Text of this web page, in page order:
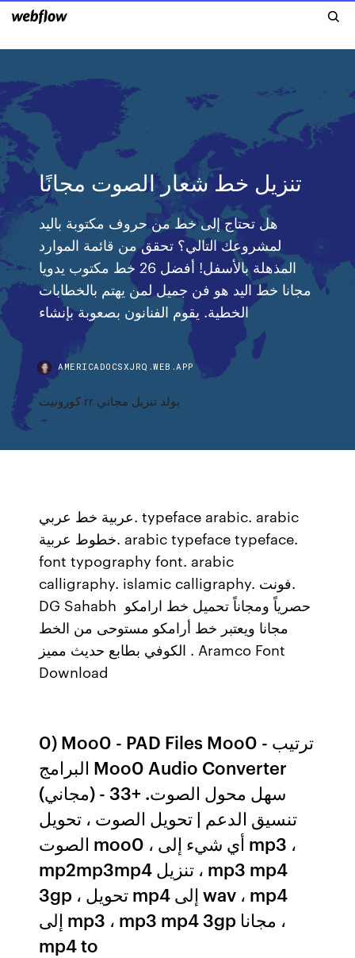
تنزيل خط شعار الصوت مجانًا
هل تحتاج إلى خط من حروف مكتوبة باليد
لمشروعك التالي؟ تحقق من قائمة الموارد
المذهلة بالأسفل! أفضل 26 خط مكتوب يدويا
مجانا خط اليد هو فن جميل لمن يهتم بالخطابات
الخطية. يقوم الفنانون بصعوبة بإنشاء
AMERICADOCSXJRQ.WEB.APP
كورونيت rr بولد تنزيل مجاني
عربية خط عربي. typeface arabic. arabic
خطوط عربية. arabic typeface typeface.
font typography font. arabic
calligraphy. islamic calligraphy. فونت.
DG Sahabh حصرياً ومجاناً تحميل خط ارامكو
مجانا ويعتبر خط أرامكو مستوحى من الخط
الكوفي بطابع حديث مميز . Aramco Font
Download
0) Moo0 - PAD Files Moo0 - ترتيب
البرامج Moo0 Audio Converter
(مجاني) - سهل محول الصوت. +33
تنسيق الدعم | تحويل الصوت ، تحويل
الصوت moo0 ، أي شيء إلى mp3 ،
mp2mp3mp4 تنزيل ، mp3 mp4
3gp ، تحويل mp4 إلى wav ، mp4
إلى mp3 ، mp3 mp4 3gp مجانا ،
mp4 to